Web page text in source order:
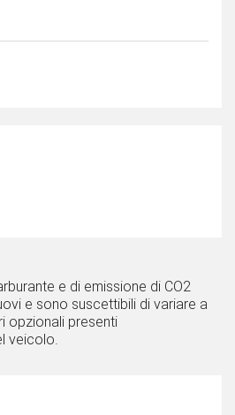
e di emissione di CO2
e sono suscettibili di variare a
opzionali presenti
veicolo.